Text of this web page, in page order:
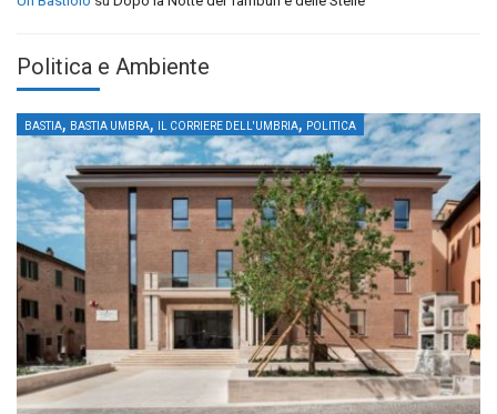
Politica e Ambiente
BASTIA, BASTIA UMBRA, IL CORRIERE DELL'UMBRIA, POLITICA